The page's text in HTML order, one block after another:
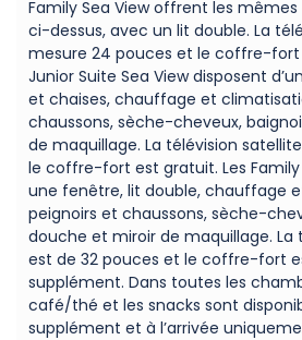
Family Sea View offrent les
ci-dessus, avec un lit double. La
mesure 24 pouces et le coffre-fort
Junior Suite Sea View disposent
et chaises, chauffage et
chaussons, sèche-cheveux,
de maquillage. La télévision
le coffre-fort est gratuit. Les
une fenêtre, lit double, chauffage
peignoirs et chaussons, sèche-
douche et miroir de maquillage. La
est de 32 pouces et le coffre-fort
supplément. Dans toutes les
café/thé et les snacks sont
supplément et à l’arrivée